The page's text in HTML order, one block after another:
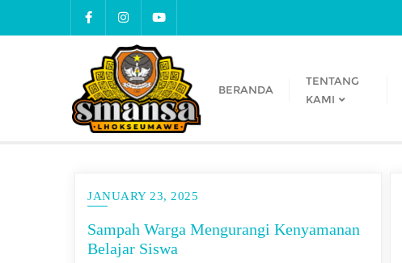
BERANDA
TENTANG
KAMI
JANUARY 23, 2025
Sampah Warga Mengurangi Kenyamanan
Belajar Siswa